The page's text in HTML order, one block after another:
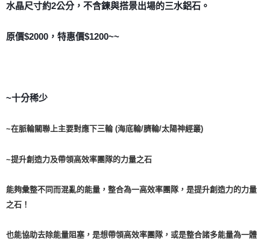
賣家宅配幫您送（台灣）
免運費
水晶尺寸約2公分，不含鍊與搭景出場的三水鋁石。
原價$2000，特惠價$1200~~
~十分稀少
~在脈輪關聯上主要對應下三輪 (海底輪/臍輪/太陽神經叢)
~提升創造力及帶領高效率團隊的力量之石
能夠彙整不同而混亂的能量，整合為一高效率團隊，是提升創造力的力量
之石！
也能協助去除能量阻塞，是想帶領高效率團隊，或是整合諸多能量為一體